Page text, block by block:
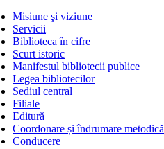
Misiune şi viziune
Servicii
Biblioteca în cifre
Scurt istoric
Manifestul bibliotecii publice
Legea bibliotecilor
Sediul central
Filiale
Editură
Coordonare și îndrumare metodică
Conducere